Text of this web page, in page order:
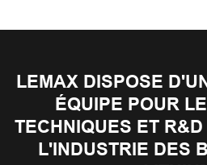
LEMAX DISPOSE
ÉQUIPE POUR
TECHNIQUES ET
L'INDUSTRIE DES